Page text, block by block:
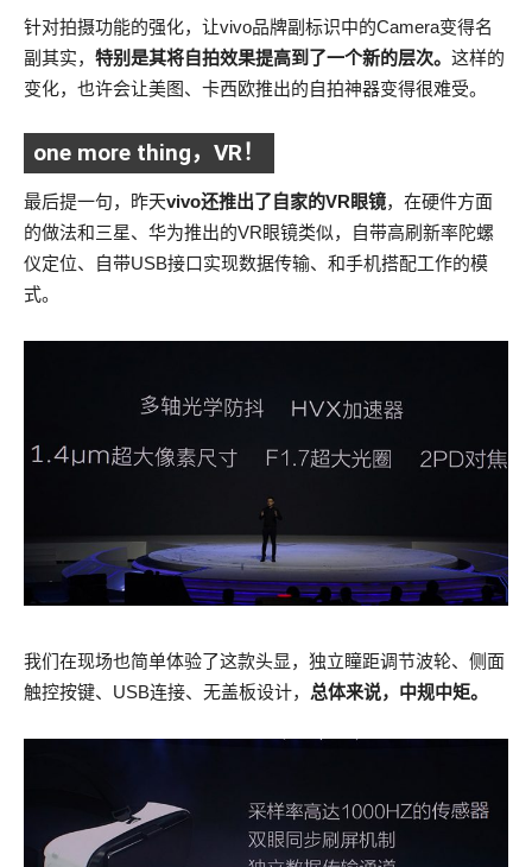
针对拍摄功能的强化，让vivo品牌副标识中的Camera变得名
副其实， 特别是其将自拍效果提高到了一个新的层次。 这样的
变化，也许会让美图、卡西欧推出的自拍神器变得很难受。
one more thing，VR！
最后提一句，昨天vivo还推出了自家的VR眼镜，在硬件方面
的做法和三星、华为推出的VR眼镜类似，自带高刷新率陀螺
仪定位、自带USB接口实现数据传输、和手机搭配工作的模
式。
我们在现场也简单体验了这款头显，独立瞳距调节波轮、侧面
触控按键、USB连接、无盖板设计， 总体来说，中规中矩。